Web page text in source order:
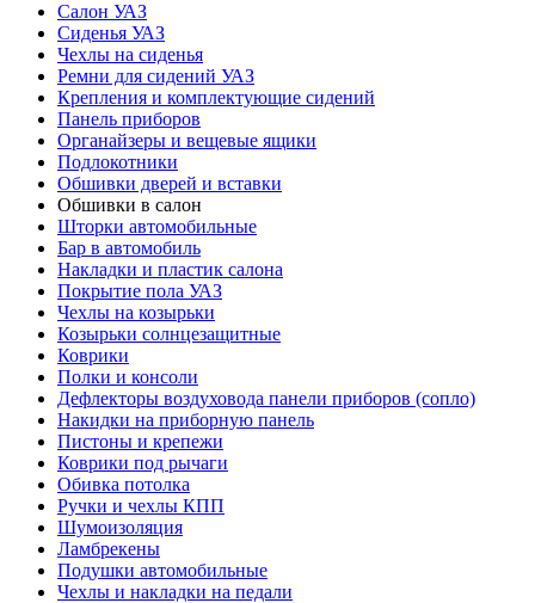
Салон УАЗ
Сиденья УАЗ
Чехлы на сиденья
Ремни для сидений УАЗ
Крепления и комплектующие сидений
Панель приборов
Органайзеры и вещевые ящики
Подлокотники
Обшивки дверей и вставки
Обшивки в салон
Шторки автомобильные
Бар в автомобиль
Накладки и пластик салона
Покрытие пола УАЗ
Чехлы на козырьки
Козырьки солнцезащитные
Коврики
Полки и консоли
Дефлекторы воздуховода панели приборов (сопло)
Накидки на приборную панель
Пистоны и крепежи
Коврики под рычаги
Обивка потолка
Ручки и чехлы КПП
Шумоизоляция
Ламбрекены
Подушки автомобильные
Чехлы и накладки на педали